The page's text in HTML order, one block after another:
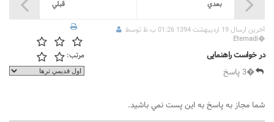
قبلي بعدي
آخرين ارسال 19 اردیبهشت 1394 01:26 ب.ظ توسط
�
Etemadi
در خواست راهنمایی
�3 پاسخ
مرتب:
شما مجاز به پاسخ به اين پست نمي باشيد.